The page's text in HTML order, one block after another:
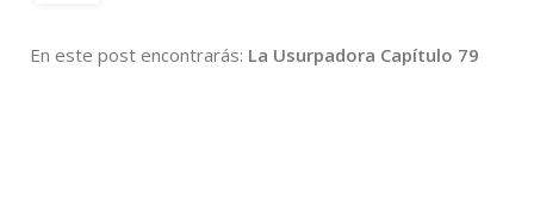
En este post encontrarás: La Usurpadora Capítulo 79